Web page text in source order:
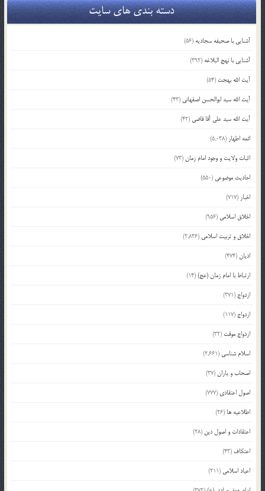
دسته بندی های سایت
آشنایی با صحیفه سجادیه (56)
آشنایی با نهج البلاغه (392)
آیت الله بهجت (54)
آیت الله سید ابوالحسن اصفهانی (43)
آیت الله سید علی آقا قاضی (42)
ائمه اطهار (5,038)
اثبات ولایت و وجود امام زمان(73)
احادیث موضوعی (550)
اخبار (717)
اخلاق اسلامی (956)
اخلاق و تربیت اسلامی (2,836)
ادیان(474)
ارتباط با امام زمان (عج)(14)
ازدواج (371)
ازدواج (117)
ازدواج موقت (32)
اسلام شناسی (2,661)
اصحاب و یاران(37)
اصول اعتقادی (777)
اطلاعیه ها (26)
اعتقادات و اصول دین (28)
اعتکاف (43)
اعیاد اسلامی (211)